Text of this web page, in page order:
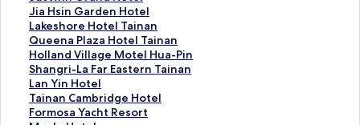
P
l
a
c
e
-
2
的
n
e
s
s
D
a
y
H
n
t
r
y
S
t
o
r
n
g
y
u
a
n
H
o
u
s
t
w
i
n
G
r
Jia Hsin Garden Hotel
J
i
a
H
s
i
n
G
Lakeshore Hotel Tainan
L
a
k
e
s
h
o
Queena Plaza Hotel Tainan
Q
u
e
e
n
a
Holland Village Motel Hua-Pin
H
o
l
l
a
Shangri-La Far Eastern Tainan
S
h
a
n
Lan Yin Hotel
L
a
n
Tainan Cambridge Hotel
T
a
Formosa Yacht Resort
F